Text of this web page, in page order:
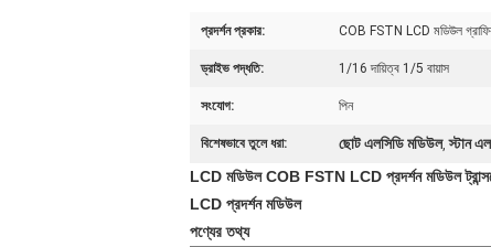
প্রদর্শন প্রকার: COB FSTN LCD মডিউল
ড্রাইভ পদ্ধতি: 1/16 দায়িত্ব 1/5 বায়াস
সংযোগ: পিন
বিশেষভাবে তুলে ধরা: ছোট এলসিডি মডিউল,স্টান
LCD মডিউল COB FSTN LCD প্রদর্শন মডিউল
LCD প্রদর্শন মডিউল
পণ্যের তথ্য